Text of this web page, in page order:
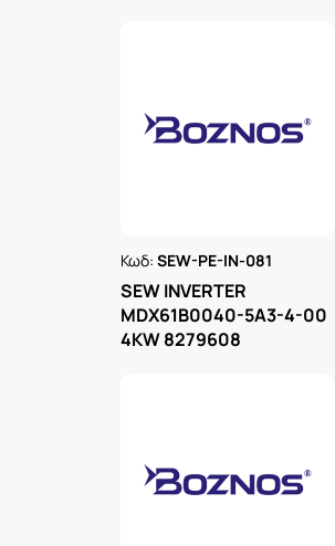
Κωδ:SEW-PE-IN-081
SEW INVERTER
MDX61B0040-5A3-4-00
4KW 8279608